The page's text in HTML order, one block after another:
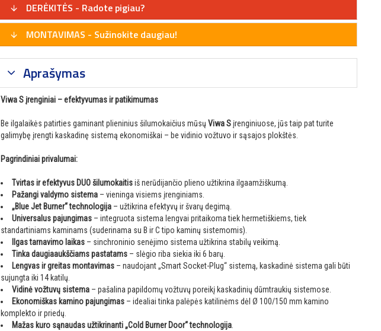
DERĖKITĖS - Radote pigiau?
MONTAVIMAS - Sužinokite daugiau!
Aprašymas
Viwa S įrenginiai – efektyvumas ir patikimumas
Be ilgalaikės patirties gaminant plieninius šilumokaičius mūsų Viwa S įrenginiuose, jūs taip pat turite
galimybę įrengti kaskadinę sistemą ekonomiškai – be vidinio vožtuvo ir sąsajos plokštės.
Pagrindiniai privalumai:
Tvirtas ir efektyvus DUO šilumokaitisiš nerūdijančio plieno užtikrina ilgaamžiškumą.
Pažangi valdymo sistema – vieninga visiems įrenginiams.
„Blue Jet Burner“ technologija – užtikrina efektyvų ir švarų degimą.
Universalus pajungimas – integruota sistema lengvai pritaikoma tiek hermetiškiems, tiek
standartiniams kaminams (suderinama su B ir C tipo kaminų sistemomis).
Ilgas tarnavimo laikas – sinchroninio senėjimo sistema užtikrina stabilų veikimą.
Tinka daugiaaukščiams pastatams – slėgio riba siekia iki 6 barų.
Lengvas ir greitas montavimas – naudojant „Smart Socket-Plug“ sistemą, kaskadinė sistema gali būti
sujungta iki 14 katilų.
Vidinė vožtuvų sistema – pašalina papildomų vožtuvų poreikį kaskadinių dūmtraukių sistemose.
Ekonomiškas kamino pajungimas – idealiai tinka palėpės katilinėms dėl Ø 100/150 mm kamino
komplekto ir priedų.
Mažas kuro sąnaudas užtikrinanti „Cold Burner Door“ technologija.